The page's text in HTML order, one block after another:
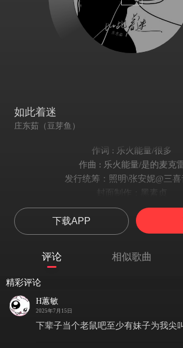
如此着迷
庄东茹（豆芽鱼）
作词 : 乐火能量/很多
作曲 : 乐火能量/是的麦克
发行统筹：照明\张安妮@三喜
封面制作：黑素贞
编曲：乐火能量\是的麦克
推广：吉川岗版\村口右督使@三
OP：三喜音乐（Chosen1
制作人：是的麦克雷
浮想联翩
下载APP
评论 相似歌曲
精彩评论
H蕙敏
2025年7月15日
下辈子当个老鼠吧至少有妹子为我尖